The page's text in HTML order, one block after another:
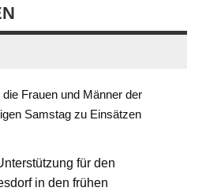
Frauen und Männer der
Samstag zu Einsätzen
für den
in den frühen